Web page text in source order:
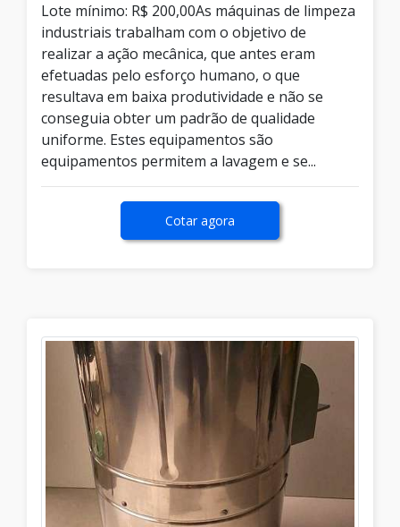
Lote mínimo: R$ 200,00As máquinas de limpeza
industriais trabalham com o objetivo de
realizar a ação mecânica, que antes eram
efetuadas pelo esforço humano, o que
resultava em baixa produtividade e não se
conseguia obter um padrão de qualidade
uniforme. Estes equipamentos são
equipamentos permitem a lavagem e se...
Cotar agora